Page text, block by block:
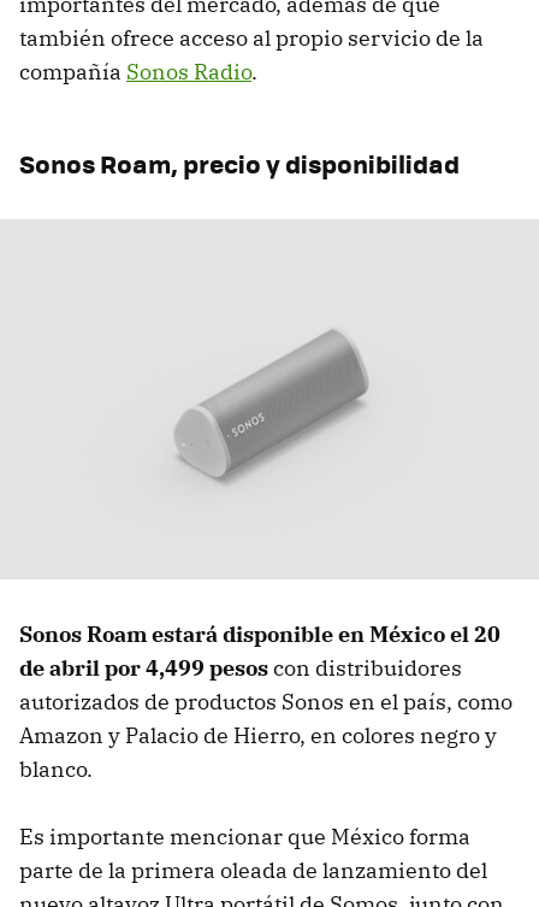
también ofrece acceso al propio servicio de la
compañía Sonos Radio.
Sonos Roam, precio y disponibilidad
Sonos Roam estará disponible en México el 20
de abril por 4,499 pesoscon distribuidores
autorizados de productos Sonos en el país, como
Amazon y Palacio de Hierro, en colores negro y
blanco.
Es importante mencionar que México forma
parte de la primera oleada de lanzamiento del